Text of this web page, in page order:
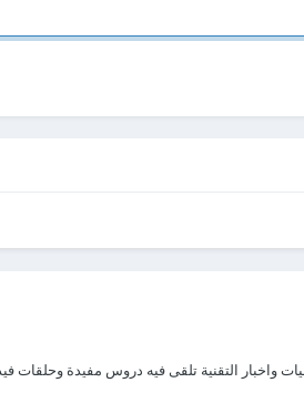
واخبار التقنية تلقى فيه دروس مفيدة وحلقات